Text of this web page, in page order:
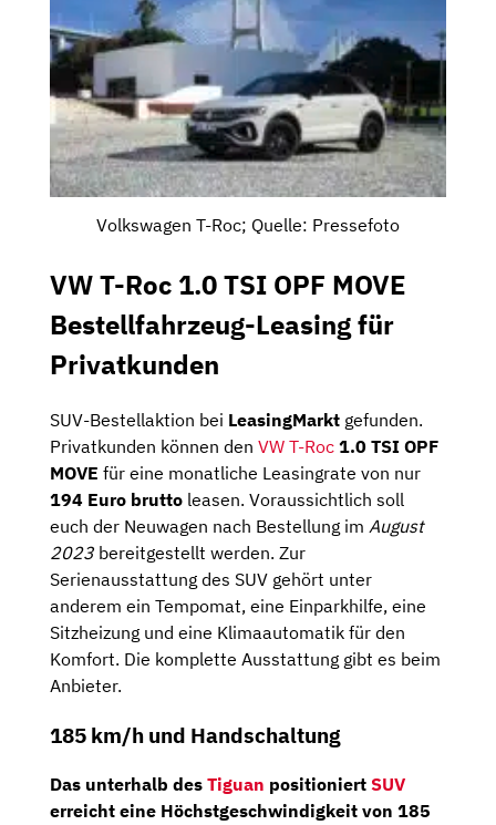
Volkswagen T-Roc; Quelle: Pressefoto
VW T-Roc 1.0 TSI OPF MOVE
Bestellfahrzeug-Leasing für
Privatkunden
SUV-Bestellaktion bei LeasingMarkt gefunden.
Privatkunden können den VW T-Roc 1.0 TSI OPF
MOVE für eine monatliche Leasingrate von nur
194 Euro brutto leasen. Voraussichtlich soll
euch der Neuwagen nach Bestellung im August
2023 bereitgestellt werden. Zur
Serienausstattung des SUV gehört unter
anderem ein Tempomat, eine Einparkhilfe, eine
Sitzheizung und eine Klimaautomatik für den
Komfort. Die komplette Ausstattung gibt es beim
Anbieter.
185 km/h und Handschaltung
Das unterhalb des Tiguan positioniert SUV
erreicht eine Höchstgeschwindigkeit von 185